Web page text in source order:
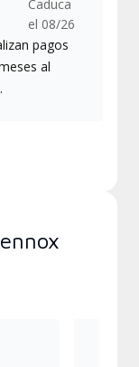
Caduca
el 08/26
pagos
al